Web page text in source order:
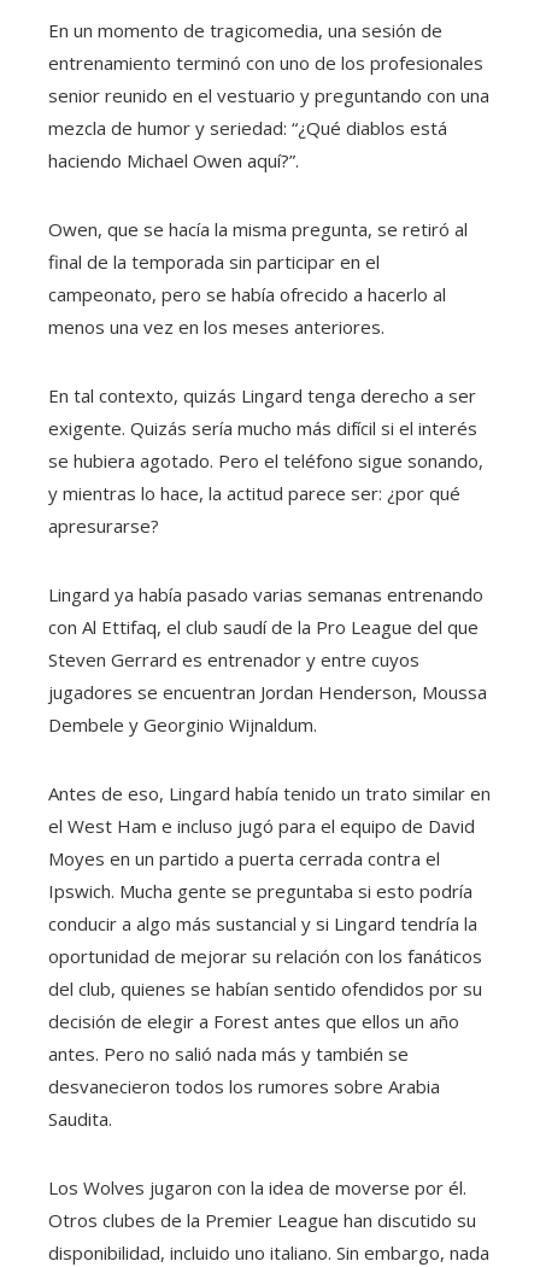
En un momento de tragicomedia, una sesión de
entrenamiento terminó con uno de los profesionales
senior reunido en el vestuario y preguntando con una
mezcla de humor y seriedad: “¿Qué diablos está
haciendo Michael Owen aquí?”.
Owen, que se hacía la misma pregunta, se retiró al
final de la temporada sin participar en el
campeonato, pero se había ofrecido a hacerlo al
menos una vez en los meses anteriores.
En tal contexto, quizás Lingard tenga derecho a ser
exigente. Quizás sería mucho más difícil si el interés
se hubiera agotado. Pero el teléfono sigue sonando,
y mientras lo hace, la actitud parece ser: ¿por qué
apresurarse?
Lingard ya había pasado varias semanas entrenando
con Al Ettifaq, el club saudí de la Pro League del que
Steven Gerrard es entrenador y entre cuyos
jugadores se encuentran Jordan Henderson, Moussa
Dembele y Georginio Wijnaldum.
Antes de eso, Lingard había tenido un trato similar en
el West Ham e incluso jugó para el equipo de David
Moyes en un partido a puerta cerrada contra el
Ipswich. Mucha gente se preguntaba si esto podría
conducir a algo más sustancial y si Lingard tendría la
oportunidad de mejorar su relación con los fanáticos
del club, quienes se habían sentido ofendidos por su
decisión de elegir a Forest antes que ellos un año
antes. Pero no salió nada más y también se
desvanecieron todos los rumores sobre Arabia
Saudita.
Los Wolves jugaron con la idea de moverse por él.
Otros clubes de la Premier League han discutido su
disponibilidad, incluido uno italiano. Sin embargo, nada